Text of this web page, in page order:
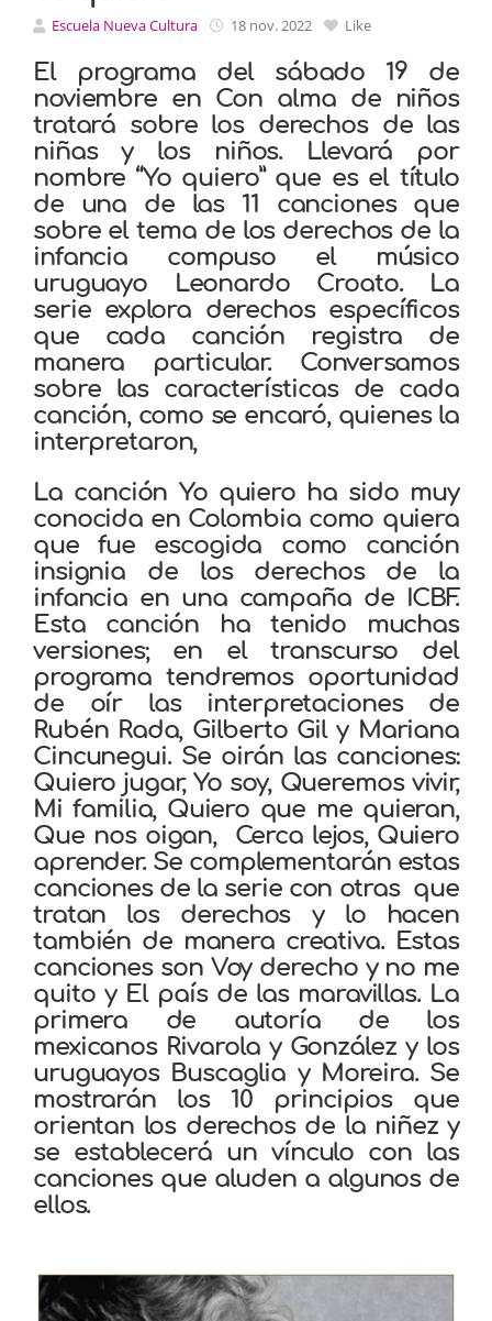
Escuela Nueva Cultura 18 nov. 2022 Like
El programa del sábado 19 de
noviembre en Con alma de niños
tratará sobre los derechos de las
niñas y los niños. Llevará por
nombre “Yo quiero” que es el título
de una de las 11 canciones que
sobre el tema de los derechos de la
infancia compuso el músico
uruguayo Leonardo Croato. La
serie explora derechos específicos
que cada canción registra de
manera particular. Conversamos
sobre las características de cada
canción, como se encaró, quienes la
interpretaron,
La canción Yo quiero ha sido muy
conocida en Colombia como quiera
que fue escogida como canción
insignia de los derechos de la
infancia en una campaña de ICBF.
Esta canción ha tenido muchas
versiones; en el transcurso del
programa tendremos oportunidad
de oír las interpretaciones de
Rubén Rada, Gilberto Gil y Mariana
Cincunegui. Se oirán las canciones:
Quiero jugar, Yo soy, Queremos vivir,
Mi familia, Quiero que me quieran,
Que nos oigan, Cerca lejos, Quiero
aprender. Se complementarán estas
canciones de la serie con otras que
tratan los derechos y lo hacen
también de manera creativa. Estas
canciones son Voy derecho y no me
quito y El país de las maravillas. La
primera de autoría de los
mexicanos Rivarola y González y los
uruguayos Buscaglia y Moreira. Se
mostrarán los 10 principios que
orientan los derechos de la niñez y
se establecerá un vínculo con las
canciones que aluden a algunos de
ellos.